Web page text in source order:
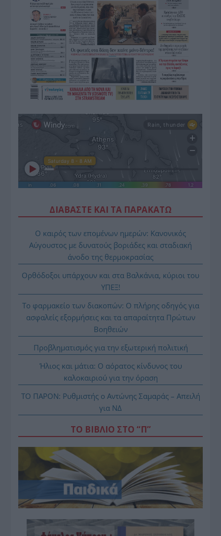
ΔΙΑΒΑΣΤΕ ΚΑΙ ΤΑ ΠΑΡΑΚΑΤΩ
Ο καιρός των επομένων ημερών: Κανονικός
Αύγουστος με δυνατούς βοριάδες και σταδιακή
άνοδο της θερμοκρασίας
Ορθόδοξοι υπάρχουν και στα Βαλκάνια, κύριοι του
ΥΠΕΞ!
Το φαρμακείο των διακοπών: Ο πλήρης οδηγός για
ασφαλείς εξορμήσεις και τα απαραίτητα Πρώτων
Βοηθειών
Προβληματισμός για την εξωτερική πολιτική
Ήλιος και μάτια: Ο αόρατος κίνδυνος του
καλοκαιριού για την όραση
ΤΟ ΠΑΡΟΝ: Ρυθμιστής ο Αντώνης Σαμαράς – Απειλή
για ΝΔ
ΤΟ ΒΙΒΛΙΟ ΣΤΟ “Π”